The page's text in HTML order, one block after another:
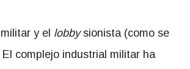
y el lobbysionista (como se
complejo industrial militar ha